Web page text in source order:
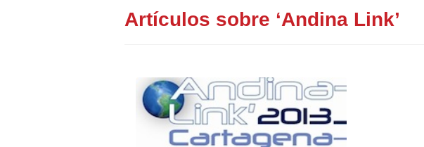
Artículos sobre ‘Andina Link’